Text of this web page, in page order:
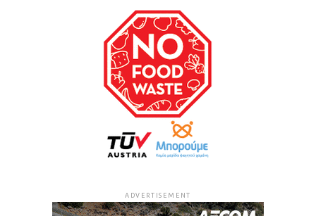
ADVERTISEMENT